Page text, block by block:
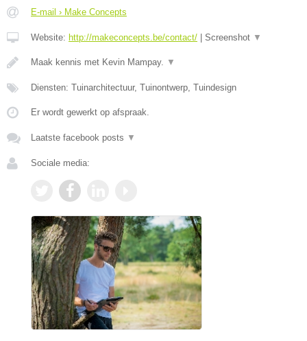
E-mail › Make Concepts
Website: http://makeconcepts.be/contact/ Screenshot ▼
Maak kennis met Kevin Mampay. ▼
Diensten: Tuinarchitectuur, Tuinontwerp, Tuindesign
Er wordt gewerkt op afspraak.
Laatste facebook posts ▼
Sociale media: